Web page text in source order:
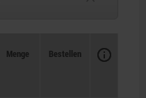
Menge Bestellen